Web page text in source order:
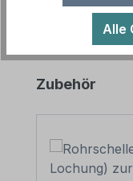
Produktgalerie
Zubehör
Alle